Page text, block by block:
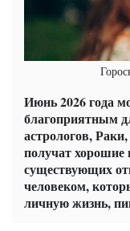
Июнь 2026 года
благоприятным
астрологов,
получат хорошие
существующих
человеком,
личную жизнь,